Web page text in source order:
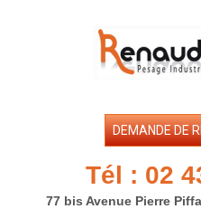
DEMANDE DE
Tél : 02
77 bis Avenue Pierre